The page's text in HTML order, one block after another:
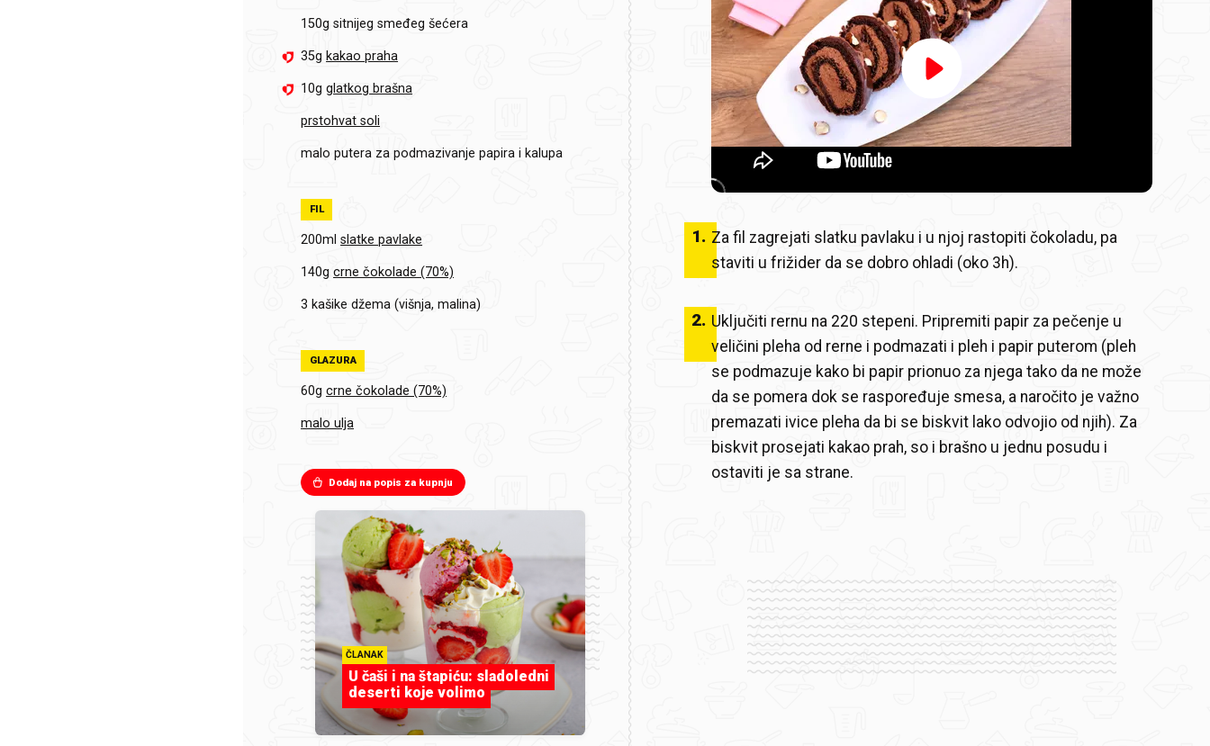
150g sitnijeg smeđeg šećera
35g kakao praha
10g glatkog brašna
prstohvat soli
malo putera za podmazivanje papira i kalupa
FIL
200ml slatke pavlake
140g crne čokolade (70%)
3 kašike džema (višnja, malina)
GLAZURA
60g crne čokolade (70%)
malo ulja
Dodaj na popis za kupnju
ČLANAK
U čaši i na štapiću: sladoledni
deserti koje volimo
Video
Player
loading.
1. Za fil zagrejati slatku pavlaku i u njoj rastopiti čokoladu, pa
staviti u frižider da se dobro ohladi (oko 3h).
2. Uključiti rernu na 220 stepeni. Pripremiti papir za pečenje u
veličini pleha od rerne i podmazati i pleh i papir puterom (pleh
se podmazuje kako bi papir prionuo za njega tako da ne može
da se pomera dok se raspoređuje smesa, a naročito je važno
premazati ivice pleha da bi se biskvit lako odvojio od njih). Za
biskvit prosejati kakao prah, so i brašno u jednu posudu i
ostaviti je sa strane.